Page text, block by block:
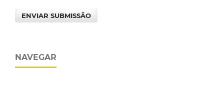
ENVIAR SUBMISSÃO
NAVEGAR